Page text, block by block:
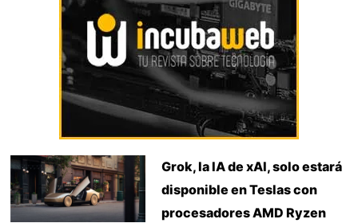
Grok, la IA de xAI, solo estará
disponible en Teslas con
procesadores AMD Ryzen